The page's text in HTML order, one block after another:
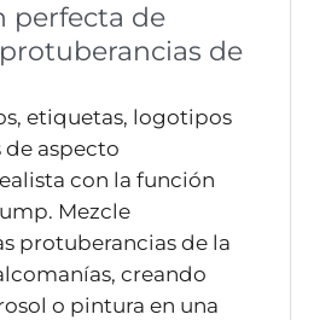
perfecta de
de
etiquetas, logotipos
de aspecto
con la función
Mezcle
protuberancias de la
creando
o pintura en una